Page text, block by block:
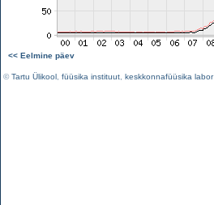
<< Eelmine päev
©Tartu Ülikool füüsika instituut keskkonnafüüsika labor